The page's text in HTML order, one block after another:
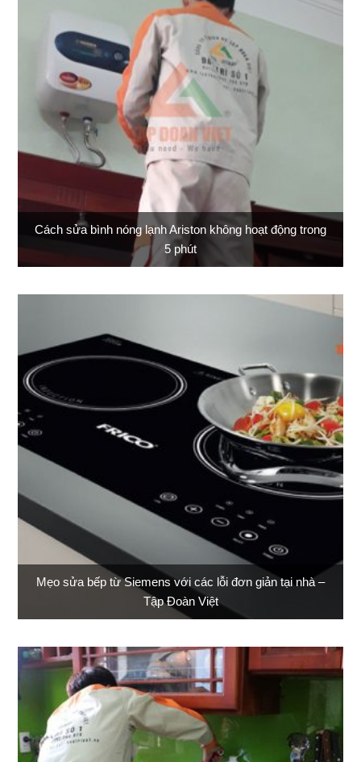
Cách sửa bình nóng lạnh Ariston không hoạt động trong
5 phút
Mẹo sửa bếp từ Siemens với các lỗi đơn giản tại nhà –
Tập Đoàn Việt